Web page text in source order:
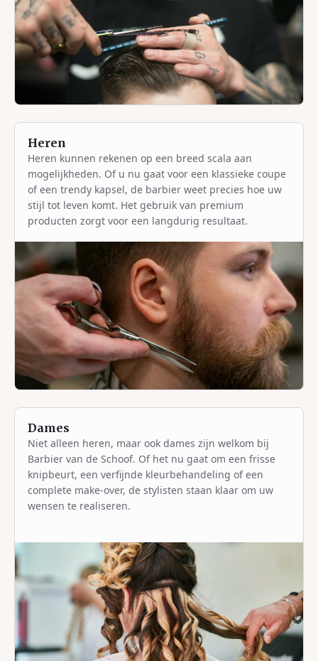
Heren
Heren kunnen rekenen op een breed scala aan
mogelijkheden. Of u nu gaat voor een klassieke coupe
of een trendy kapsel, de barbier weet precies hoe uw
stijl tot leven komt. Het gebruik van premium
producten zorgt voor een langdurig resultaat.
Dames
Niet alleen heren, maar ook dames zijn welkom bij
Barbier van de Schoof. Of het nu gaat om een frisse
knipbeurt, een verfijnde kleurbehandeling of een
complete make-over, de stylisten staan klaar om uw
wensen te realiseren.